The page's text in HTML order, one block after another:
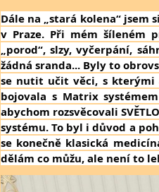
Dále na „stará kolena“ jsem
v Praze. Při mém šíleném
„porod“, slzy, vyčerpání,
žádná sranda... Byly to
se nutit učit věci, s kterými
bojovala s Matrix
abychom rozsvěcovali
systému. To byl i důvod a
se konečně klasická
dělám co můžu, ale není to